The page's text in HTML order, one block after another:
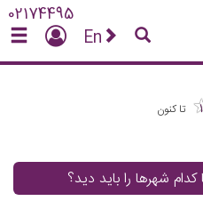
02174495
En
1
تا کنون
کدام شهرها را باید دید؟